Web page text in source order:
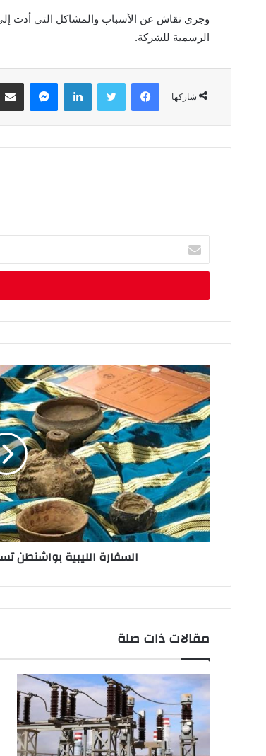
وجري نقاش عن الأسباب والمشاكل التي أدت
الرسمية للشركة.
شاركها
فيسبوك تويتر لينكدإن ماسنجر
خ
ب
د
ا
ل
إ
ل
ك
ت
ر
و
ن
ي
السفارة الليبية بواشنطن
مقالات ذات صلة